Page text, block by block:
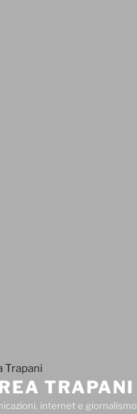
TRAPANI
internet e giornalismo